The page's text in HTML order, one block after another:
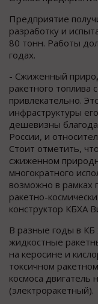
Предприятие
разработку и
80 тонн. Работы
годах.
- Сжиженный
ракетного топлива
привлекательно.
инфраструктуры
дешевизны
России, и
Стоит отметить,
сжиженном
многократного
возможно в рамках
ракетно-
конструктор КБХА
В разные годы в
жидкостные
на керосине и
токсичном ракетном
космоса
(электроракетный).